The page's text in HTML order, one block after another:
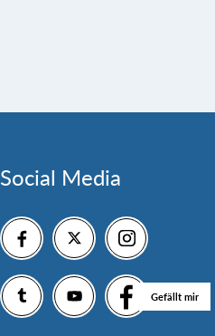
Social Media
Gefällt mir